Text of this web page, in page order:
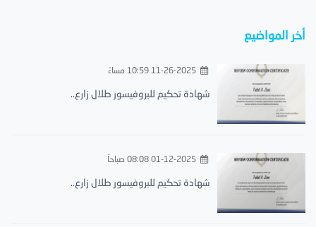
أخر المواضيع
11-26-2025 10:59 مساءً
شهادة تحكيم للبروفيسور طلال زارع..
01-12-2025 08:08 صباحاً
شهادة تحكيم للبروفيسور طلال زارع..